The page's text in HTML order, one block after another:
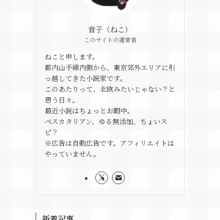
音子（ねこ）
このサイトの運営者
ねこと申します。
都内山手線内側から、東京郊外エリアに引
っ越してきた小説家です。
このあたりって、北欧みたいじゃない？と
思う日々。
最近小説はちょっとお暇中。
ペスカタリアン、ゆる無添加、ちょいス
ピ？
※広告は自動広告です。アフィリエイトは
やっていません。